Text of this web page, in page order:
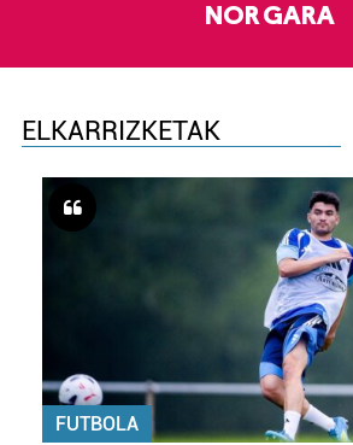
NOR GARA
ELKARRIZKETAK
FUTBOLA